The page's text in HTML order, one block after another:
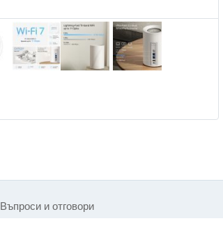
Въпроси и отговори